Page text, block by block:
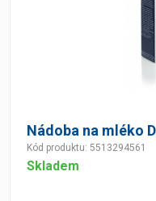
Nádoba na mléko
Kód produktu: 5513294561
Skladem